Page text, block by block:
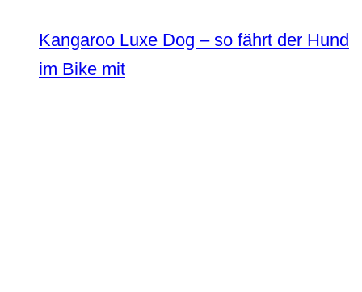
Kangaroo Luxe Dog – so fährt der Hund
im Bike mit